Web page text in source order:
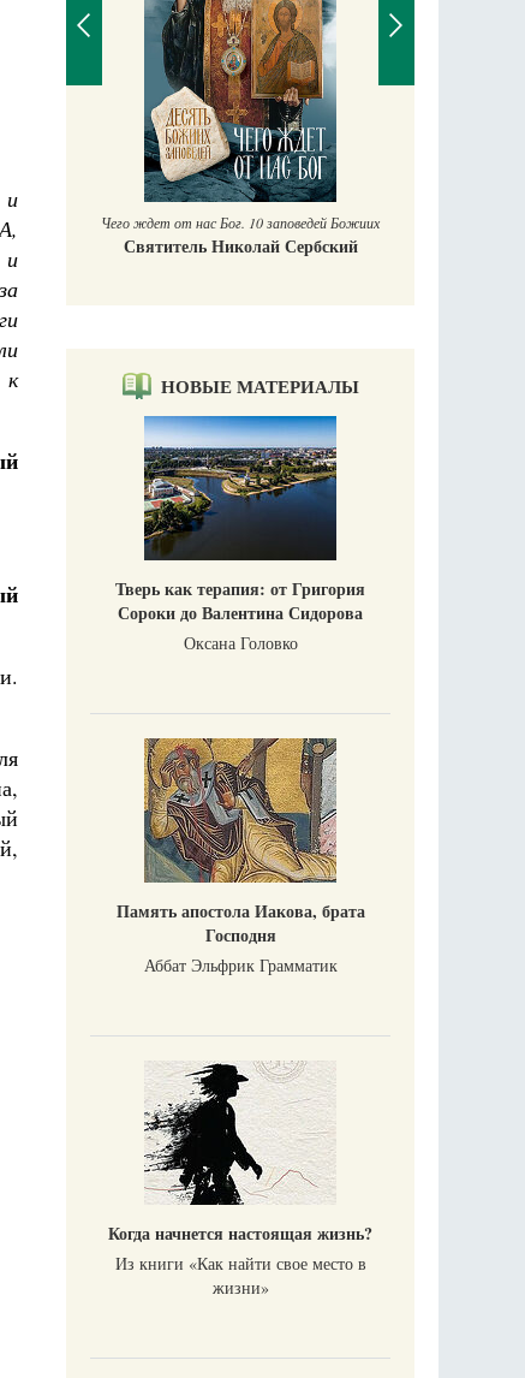
и
и
к
10 заповедей Божиих
Сербский
Православный мальчик
Екатерина Баканова
НОВЫЕ МАТЕРИАЛЫ
Тверь как терапия: от Григория
Сороки до Валентина Сидорова
Оксана Головко
Память апостола Иакова, брата
Господня
Аббат Эльфрик Грамматик
Когда начнется настоящая жизнь?
Из книги «Как найти свое место в
жизни​»